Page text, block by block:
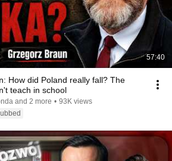
57:40
How did Poland really fall? The
teach in school
and 2 more • 93K views